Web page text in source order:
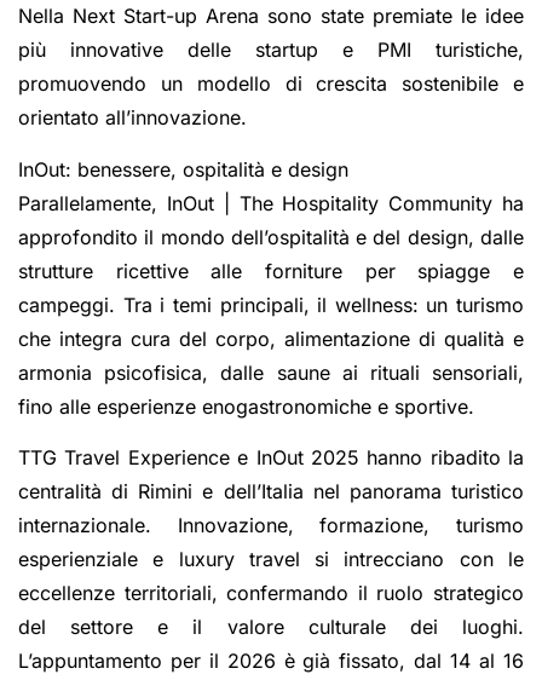
Nella Next Start-up Arena sono state premiate le idee
più innovative delle startup e PMI turistiche,
promuovendo un modello di crescita sostenibile e
orientato all’innovazione.
InOut: benessere, ospitalità e design
Parallelamente, InOut | The Hospitality Community ha
approfondito il mondo dell’ospitalità e del design, dalle
strutture ricettive alle forniture per spiagge e
campeggi. Tra i temi principali, il wellness: un turismo
che integra cura del corpo, alimentazione di qualità e
armonia psicofisica, dalle saune ai rituali sensoriali,
fino alle esperienze enogastronomiche e sportive.
TTG Travel Experience e InOut 2025 hanno ribadito la
centralità di Rimini e dell’Italia nel panorama turistico
internazionale. Innovazione, formazione, turismo
esperienziale e luxury travel si intrecciano con le
eccellenze territoriali, confermando il ruolo strategico
del settore e il valore culturale dei luoghi.
L’appuntamento per il 2026 è già fissato, dal 14 al 16